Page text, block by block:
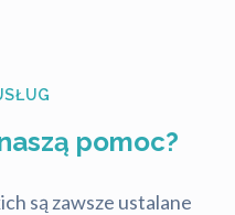
pomoc?
są zawsze ustalane